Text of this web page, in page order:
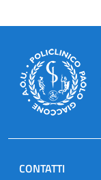
CONTATTI